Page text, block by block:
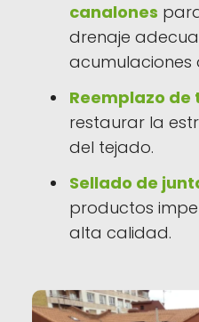
canalones
drenaje
acumulaciones
Reemplazo
restaurar la
del tejado.
Sellado de
productos
alta calidad.